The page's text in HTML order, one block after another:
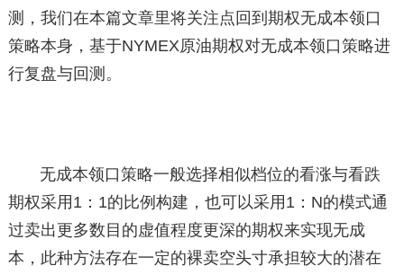
测，我们在本篇文章里将关注点回到期权无成本领口
策略本身，基于NYMEX原油期权对无成本领口策略进
行复盘与回测。
无成本领口策略一般选择相似档位的看涨与看跌
期权采用1：1的比例构建，也可以采用1：N的模式通
过卖出更多数目的虚值程度更深的期权来实现无成
本，此种方法存在一定的裸卖空头寸承担较大的潜在